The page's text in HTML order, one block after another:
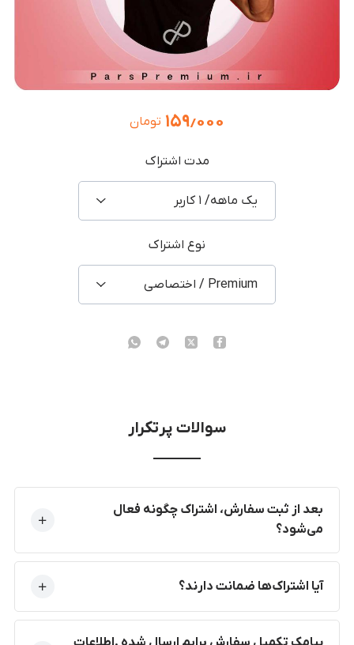
۱۵۹٫۰۰۰ تومان
مدت اشتراک
یک ماهه/ ۱ کاربر
نوع اشتراک
Premium / اختصاصی
سوالات پرتکرار
بعد از ثبت سفارش، اشتراک چگونه فعال
می‌شود؟
آیا اشتراک‌ها ضمانت دارند؟